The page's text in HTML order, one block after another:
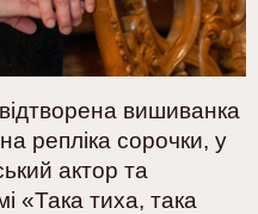
вишиванка
репліка сорочки, у
актор та
«Така тиха, така